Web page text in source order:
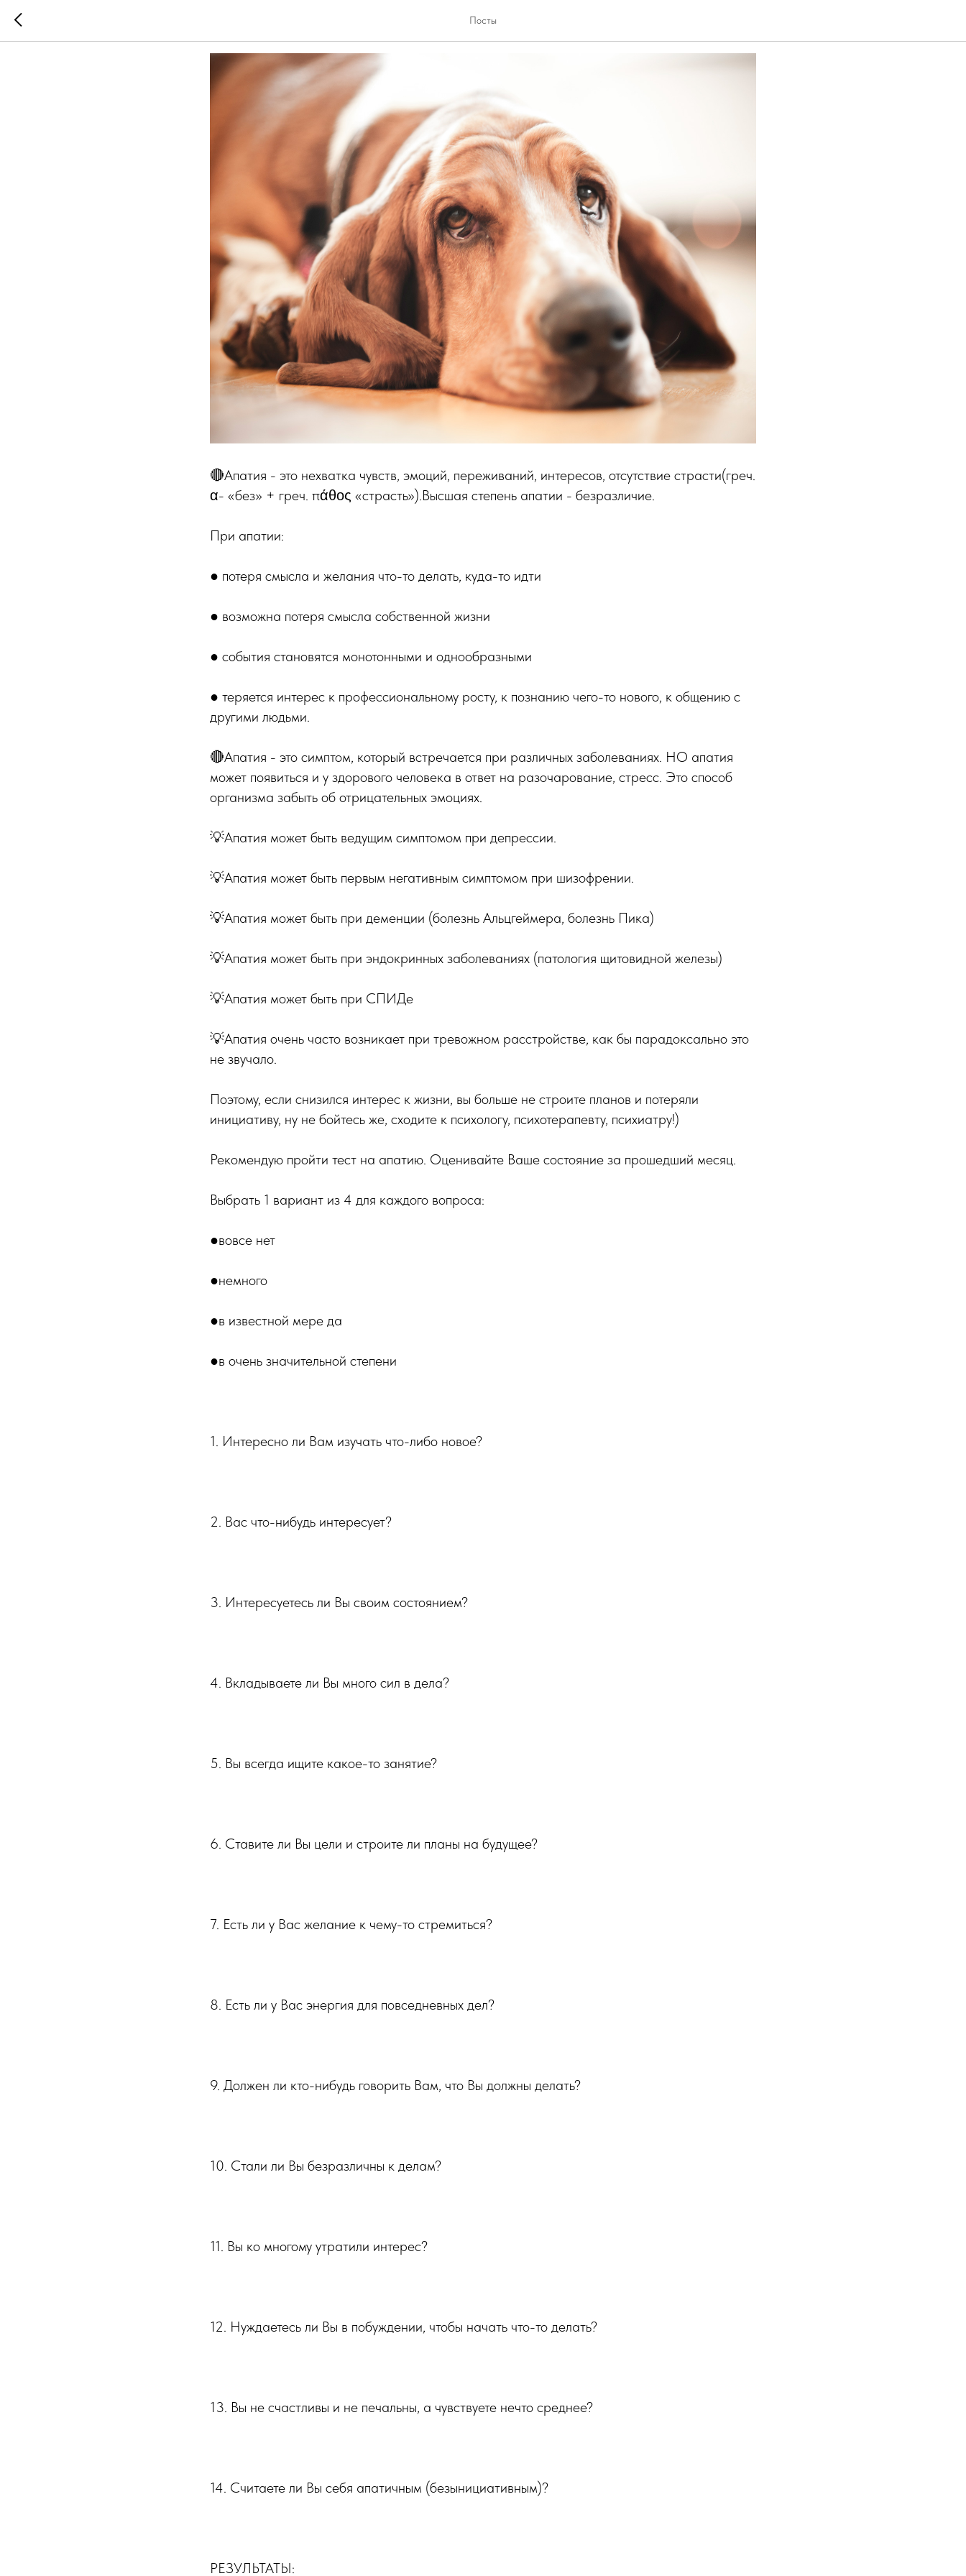
Посты
🔴Апатия - это нехватка чувств, эмоций, переживаний, интересов, отсутствие страсти(греч.
α- «без» + греч. πάθος «страсть»).Высшая степень апатии - безразличие.
При апатии:
● потеря смысла и желания что-то делать, куда-то идти
● возможна потеря смысла собственной жизни
● события становятся монотонными и однообразными
● теряется интерес к профессиональному росту, к познанию чего-то нового, к общению с
другими людьми.
🔴Апатия - это симптом, который встречается при различных заболеваниях. НО апатия
может появиться и у здорового человека в ответ на разочарование, стресс. Это способ
организма забыть об отрицательных эмоциях.
💡Апатия может быть ведущим симптомом при депрессии.
💡Апатия может быть первым негативным симптомом при шизофрении.
💡Апатия может быть при деменции (болезнь Альцгеймера, болезнь Пика)
💡Апатия может быть при эндокринных заболеваниях (патология щитовидной железы)
💡Апатия может быть при СПИДе
💡Апатия очень часто возникает при тревожном расстройстве, как бы парадоксально это
не звучало.
Поэтому, если снизился интерес к жизни, вы больше не строите планов и потеряли
инициативу, ну не бойтесь же, сходите к психологу, психотерапевту, психиатру!)
Рекомендую пройти тест на апатию. Оценивайте Ваше состояние за прошедший месяц.
Выбрать 1 вариант из 4 для каждого вопроса:
●вовсе нет
●немного
●в известной мере да
●в очень значительной степени
1. Интересно ли Вам изучать что-либо новое?
2. Вас что-нибудь интересует?
3. Интересуетесь ли Вы своим состоянием?
4. Вкладываете ли Вы много сил в дела?
5. Вы всегда ищите какое-то занятие?
6. Ставите ли Вы цели и строите ли планы на будущее?
7. Есть ли у Вас желание к чему-то стремиться?
8. Есть ли у Вас энергия для повседневных дел?
9. Должен ли кто-нибудь говорить Вам, что Вы должны делать?
10. Стали ли Вы безразличны к делам?
11. Вы ко многому утратили интерес?
12. Нуждаетесь ли Вы в побуждении, чтобы начать что-то делать?
13. Вы не счастливы и не печальны, а чувствуете нечто среднее?
14. Считаете ли Вы себя апатичным (безынициативным)?
РЕЗУЛЬТАТЫ: